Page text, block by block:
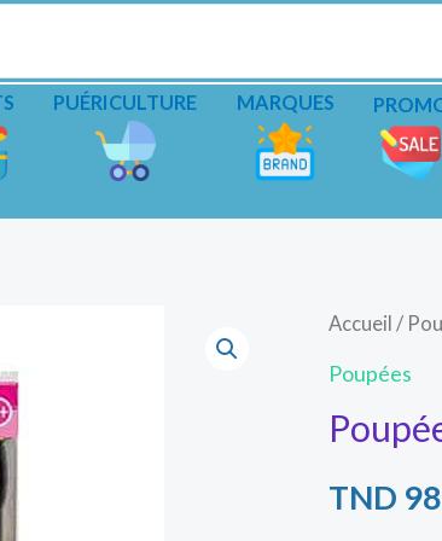
PUÉRICULTURE MARQUES
Accueil /
Poupées
TND
quantité
de
interactive
et